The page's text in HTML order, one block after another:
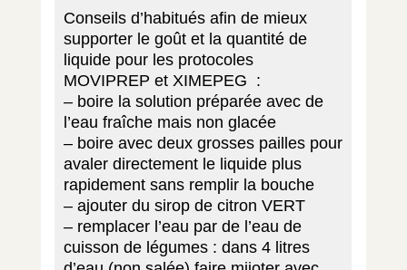
Conseils d’habitués afin de mieux
supporter le goût et la quantité de
liquide pour les protocoles
MOVIPREP et XIMEPEG :
– boire la solution préparée avec de
l’eau fraîche mais non glacée
– boire avec deux grosses pailles pour
avaler directement le liquide plus
rapidement sans remplir la bouche
– ajouter du sirop de citron VERT
– remplacer l’eau par de l’eau de
cuisson de légumes : dans 4 litres